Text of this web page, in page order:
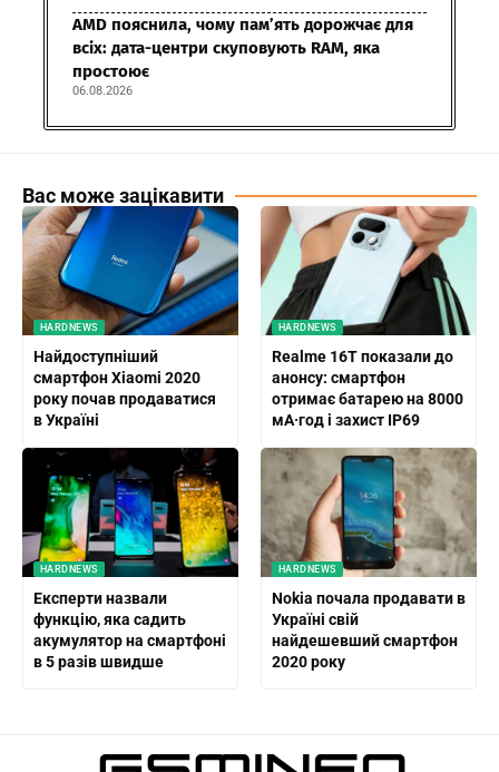
AMD пояснила, чому пам’ять дорожчає для
всіх: дата-центри скуповують RAM, яка
простоює
06.08.2026
Вас може зацікавити
HARDNEWS
Найдоступніший
смартфон Xiaomi 2020
року почав продаватися
в Україні
HARDNEWS
Realme 16T показали до
анонсу: смартфон
отримає батарею на 8000
мА·год і захист IP69
HARDNEWS
Експерти назвали
функцію, яка садить
акумулятор на смартфоні
в 5 разів швидше
HARDNEWS
Nokia почала продавати в
Україні свій
найдешевший смартфон
2020 року